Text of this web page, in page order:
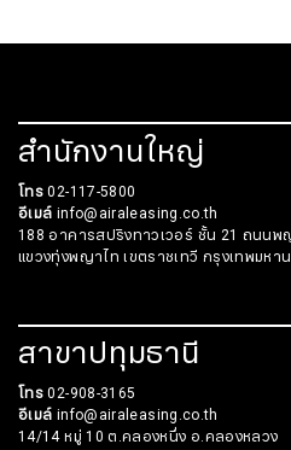
สำนักงานใหญ่
โทร02-117-5800
อีเมล์ info@airaleasing.co.th
188 อาคารสปริงทาวเวอร์ ชั้น 21 ถนนพ
แขวงทุ่งพญาไท เขตราชเทวี กรุงเทพมหา
สาขาปทุมธานี
โทร02-908-3165
อีเมล์ info@airaleasing.co.th
14/14 หมู่ 10 ต.คลองหนึ่ง อ.คลองหลวง